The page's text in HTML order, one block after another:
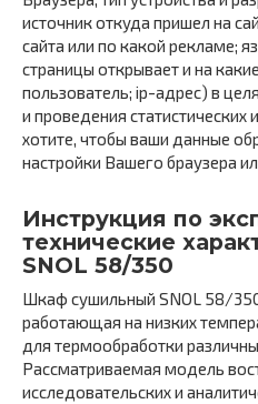
источник откуда пришел на
сайта или по какой рекламе;
страницы открывает и на
пользователь; ip-адрес) в
и проведения статистических
хотите, чтобы ваши данные
настройки Вашего браузера
Инструкция по
технические
SNOL 58/350
Шкаф сушильный SNOL 58/
работающая на низких
для термообработки
Рассматриваемая модель
исследовательских и